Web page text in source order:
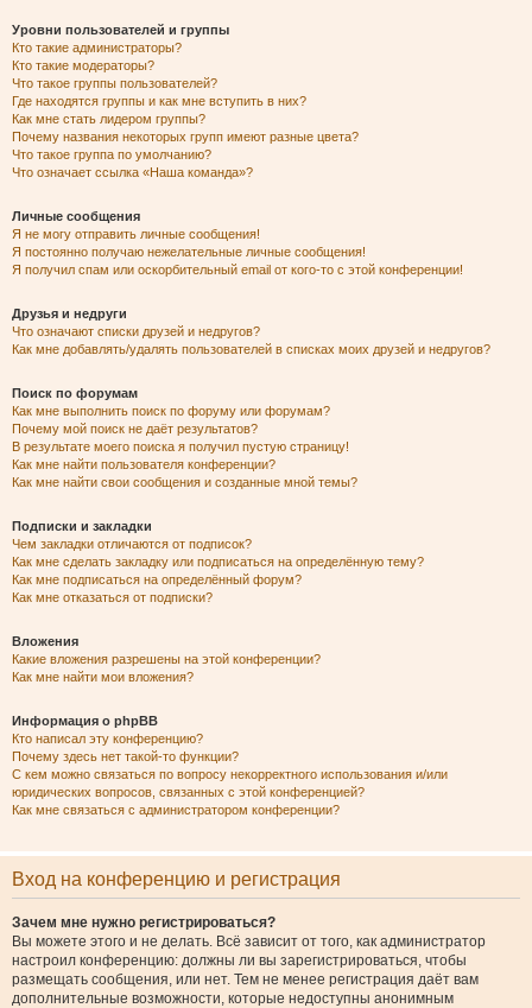
Уровни пользователей и группы
Кто такие администраторы?
Кто такие модераторы?
Что такое группы пользователей?
Где находятся группы и как мне вступить в них?
Как мне стать лидером группы?
Почему названия некоторых групп имеют разные цвета?
Что такое группа по умолчанию?
Что означает ссылка «Наша команда»?
Личные сообщения
Я не могу отправить личные сообщения!
Я постоянно получаю нежелательные личные сообщения!
Я получил спам или оскорбительный email от кого-то с этой конференции!
Друзья и недруги
Что означают списки друзей и недругов?
Как мне добавлять/удалять пользователей в списках моих друзей и недругов?
Поиск по форумам
Как мне выполнить поиск по форуму или форумам?
Почему мой поиск не даёт результатов?
В результате моего поиска я получил пустую страницу!
Как мне найти пользователя конференции?
Как мне найти свои сообщения и созданные мной темы?
Подписки и закладки
Чем закладки отличаются от подписок?
Как мне сделать закладку или подписаться на определённую тему?
Как мне подписаться на определённый форум?
Как мне отказаться от подписки?
Вложения
Какие вложения разрешены на этой конференции?
Как мне найти мои вложения?
Информация о phpBB
Кто написал эту конференцию?
Почему здесь нет такой-то функции?
С кем можно связаться по вопросу некорректного использования и/или
юридических вопросов, связанных с этой конференцией?
Как мне связаться с администратором конференции?
Вход на конференцию и регистрация
Зачем мне нужно регистрироваться?
Вы можете этого и не делать. Всё зависит от того, как администратор
настроил конференцию: должны ли вы зарегистрироваться, чтобы
размещать сообщения, или нет. Тем не менее регистрация даёт вам
дополнительные возможности, которые недоступны анонимным